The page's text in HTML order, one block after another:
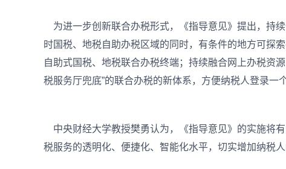
为进一步创新联合办税形式，《指导意见》提出，持
时国税、地税自助办税区域的同时，有条件的地方可探
自助式国税、地税联合办税终端；持续融合网上办税资
税服务厅兜底”的联合办税的新体系，方便纳税人登录一
中央财经大学教授樊勇认为，《指导意见》的实施将
税服务的透明化、便捷化、智能化水平，切实增加纳税人